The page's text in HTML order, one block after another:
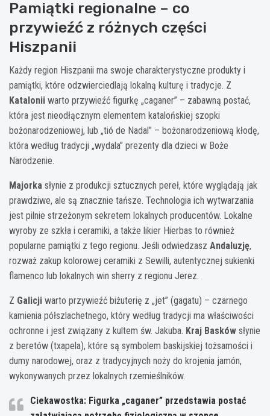
Pamiątki regionalne – co
przywieźć z różnych części
Hiszpanii
Każdy region Hiszpanii ma swoje charakterystyczne produkty i
pamiątki, które odzwierciedlają lokalną kulturę i tradycje. Z
Katalonii warto przywieźć figurkę „caganer” – zabawną postać,
która jest nieodłącznym elementem katalońskiej szopki
bożonarodzeniowej, lub „tió de Nadal” – bożonarodzeniową kłodę,
która według tradycji „wydala” prezenty dla dzieci w Boże
Narodzenie.
Majorka słynie z produkcji sztucznych pereł, które wyglądają jak
prawdziwe, ale są znacznie tańsze. Technologia ich wytwarzania
jest pilnie strzeżonym sekretem lokalnych producentów. Lokalne
wyroby ze szkła i ceramiki, a także likier Hierbas to również
popularne pamiątki z tego regionu. Jeśli odwiedzasz Andaluzję,
rozważ zakup kolorowej ceramiki z Sewilli, autentycznej sukienki
flamenco lub lokalnych win sherry z regionu Jerez.
Z Galicji warto przywieźć biżuterię z „jet” (gagatu) – czarnego
kamienia półszlachetnego, który według tradycji ma właściwości
ochronne i jest związany z kultem św. Jakuba. Kraj Basków słynie
z beretów (txapela), które są symbolem baskijskiej tożsamości i
dumy narodowej, oraz z tradycyjnych noży do krojenia jamón,
wykonywanych przez lokalnych rzemieślników.
Ciekawostka: Figurka „caganer” przedstawia postać